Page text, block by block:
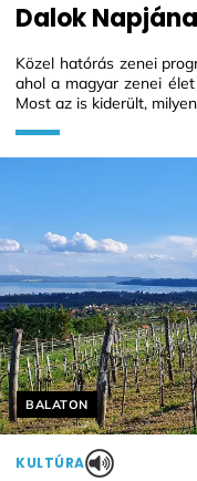
Dalok
Közel hatórás zenei
ahol a magyar zenei
Most az is kiderült,
Helyszín címkék:
BALATON
KULTÚRA